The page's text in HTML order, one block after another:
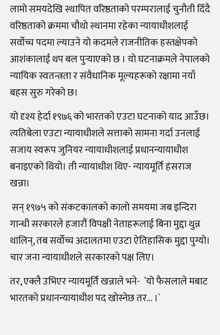
लामो समयदेखि स्थापित वरिष्ठताको परम्परालाई चुनौती दिँदै
वरिष्ठताको क्रममा चौथो स्थानमा रहेका न्यायाधीशलाई
सर्वोच्च पदमा ल्याउने यो कदमले राजनीतिक हस्तक्षेपको
आशंकालाई थप बल पुर्‍याएको छ । यो घटनाक्रमले नेपालको
न्यायिक स्वतन्त्रता र संवैधानिक मूल्यहरूको रक्षामा नयाँ
बहस सुरु गरेको छ।
यो दृश्य हेर्दा १९७६ को भारतको एउटा घटनाको याद आउँछ।
त्यतिबेला एउटा न्यायाधीशले सत्ताको सामना गर्दा उनलाई
सजाय स्वरूप जुनियर न्यायाधीशलाई प्रधानन्यायाधीश
बनाइएको थियो। ती न्यायाधीश थिए- न्यायमूर्ति हंसराज
खन्ना।
सन् १९७५ को संकटकालको कालो समयमा जब इन्दिरा
गान्धी सरकारले हजारौं विपक्षी नेताहरूलाई बिना मुद्दा थुन्न
थालिन्, तब सर्वोच्च अदालतमा एउटा ऐतिहासिक मुद्दा पुग्यो।
चार जना न्यायाधीशले सरकारको पक्ष लिए।
तर, एक्लै उभिएर न्यायमूर्ति खन्नाले भने- `यो फैसलाले मबाट
भारतको प्रधानन्यायाधीश पद खोस्नेछ तर… ।`